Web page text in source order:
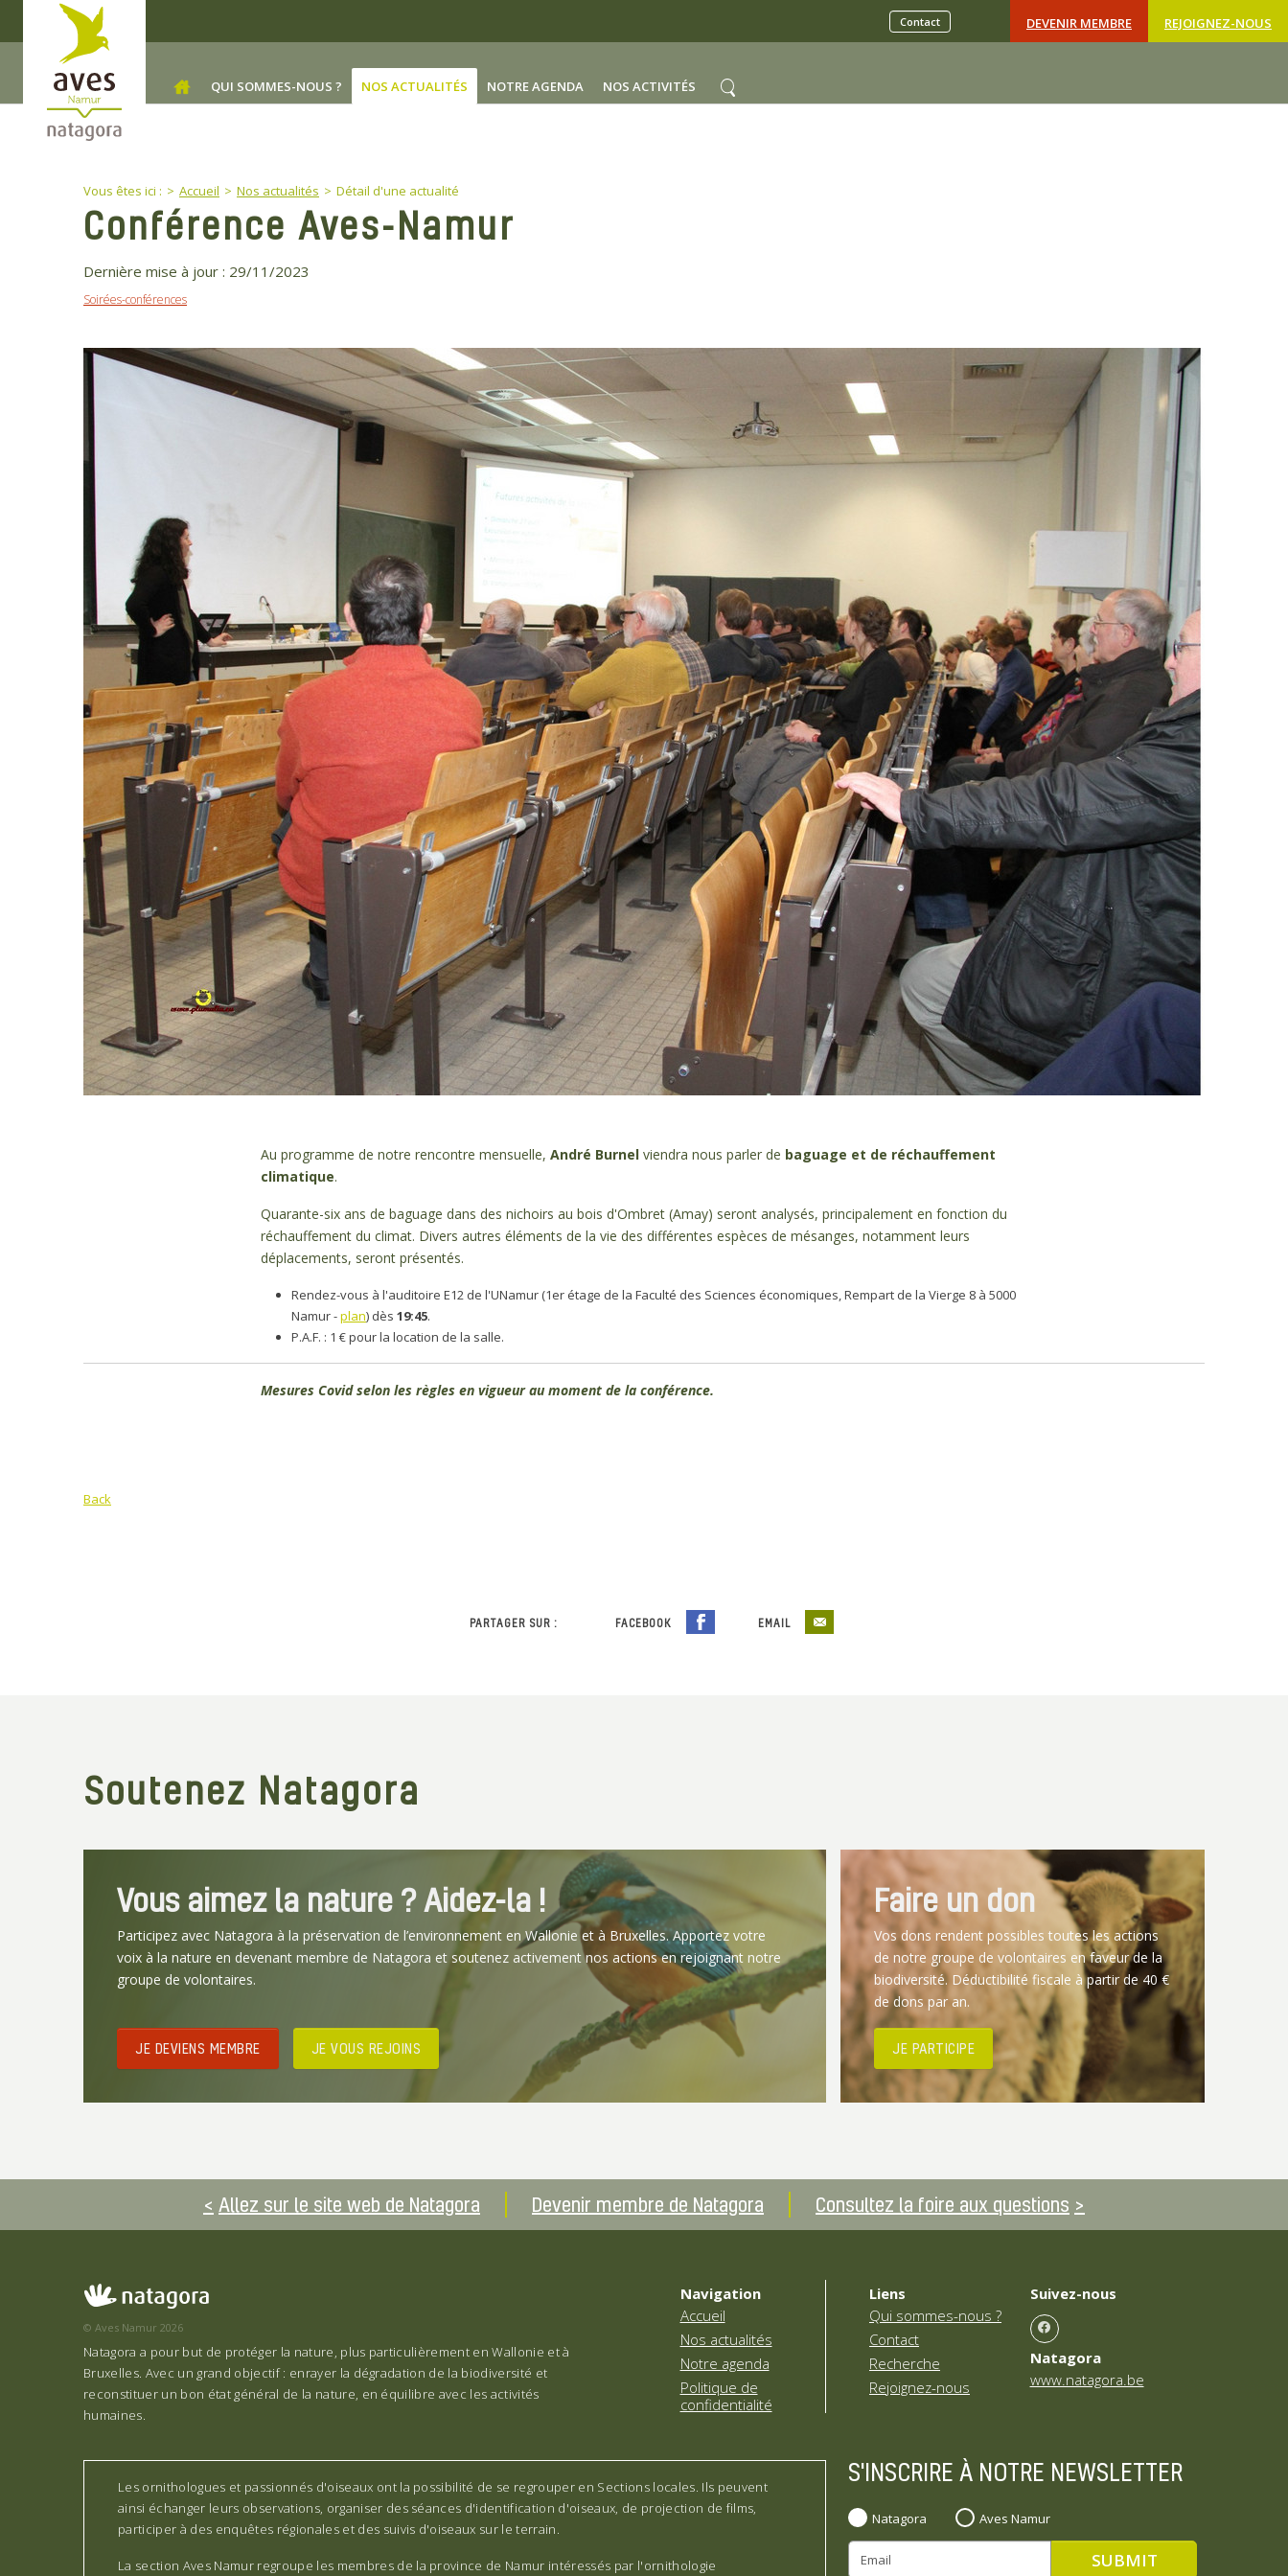
Skip to main content
DEVENIR MEMBRE REJOIGNEZ-NOUS
Contact
QUI SOMMES-NOUS ? NOS ACTUALITÉS NOTRE AGENDA NOS ACTIVITÉS
Vous êtes ici : Accueil Nos actualités Détail d'une actualité
Conférence Aves-Namur
Dernière mise à jour : 29/11/2023
Soirées-conférences
Au programme de notre rencontre mensuelle, André Burnel viendra nous parler de baguage et de réchauffement
climatique.
Quarante-six ans de baguage dans des nichoirs au bois d'Ombret (Amay) seront analysés, principalement en fonction du
réchauffement du climat. Divers autres éléments de la vie des différentes espèces de mésanges, notamment leurs
déplacements, seront présentés.
Rendez-vous à l'auditoire E12 de l'UNamur (1er étage de la Faculté des Sciences économiques, Rempart de la Vierge 8 à 5000
Namur -plan) dès 19:45.
P.A.F. : 1 € pour la location de la salle.
Mesures Covid selon les règles en vigueur au moment de la conférence.
Back
PARTAGER SUR : FACEBOOK EMAIL
Soutenez Natagora
Vous aimez la nature ? Aidez-la !
Participez avec Natagora à la préservation de l’environnement en Wallonie et à Bruxelles. Apportez votre
voix à la nature en devenant membre de Natagora et soutenez activement nos actions en rejoignant notre
groupe de volontaires.
JE DEVIENS MEMBRE JE VOUS REJOINS
Faire un don
Vos dons rendent possibles toutes les actions
de notre groupe de volontaires en faveur de la
biodiversité. Déductibilité fiscale à partir de 40 €
de dons par an.
JE PARTICIPE
Allez sur le site web de Natagora Devenir membre de Natagora Consultez la foire aux questions
© Aves Namur 2026
Natagora a pour but de protéger la nature, plus particulièrement en Wallonie et à
Bruxelles. Avec un grand objectif : enrayer la dégradation de la biodiversité et
reconstituer un bon état général de la nature, en équilibre avec les activités
humaines.
Navigation
Accueil
Nos actualités
Notre agenda
Politique de
confidentialité
Liens
Qui sommes-nous ?
Contact
Recherche
Rejoignez-nous
Suivez-nous
Natagora
www.natagora.be
Les ornithologues et passionnés d'oiseaux ont la possibilité de se regrouper en Sections locales. Ils peuvent
ainsi échanger leurs observations, organiser des séances d'identification d'oiseaux, de projection de films,
participer à des enquêtes régionales et des suivis d'oiseaux sur le terrain.
La section Aves Namur regroupe les membres de la province de Namur intéressés par l'ornithologie
S'INSCRIRE À NOTRE NEWSLETTER
Natagora Aves Namur